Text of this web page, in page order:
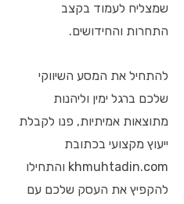
שמצליח לעמוד בקצב
התחרות והחידושים.
להתחיל את המסע השיווקי
שלכם ברגל ימין וליהנות
מתוצאות אמיתיות, פנו לקבלת
ייעוץ מקצועי בכתובת
khmuhtadin.com והתחילו
להקפיץ את העסק שלכם עם